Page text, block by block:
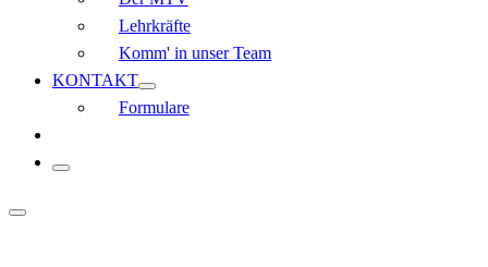
Lehrkräfte
Komm' in unser Team
KONTAKT
Formulare